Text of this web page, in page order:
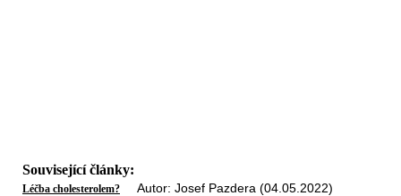
Související články:
Léčba cholesterolem? Autor: Josef Pazdera (04.05.2022)